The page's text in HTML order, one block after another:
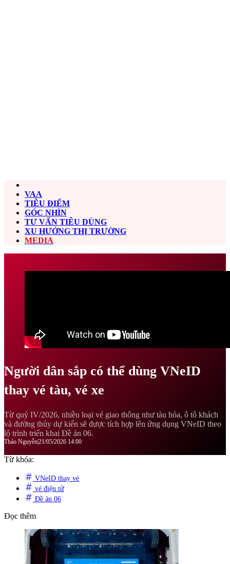
VAA
TIÊU ĐIỂM
GÓC NHÌN
TƯ VẤN TIÊU DÙNG
XU HƯỚNG THỊ TRƯỜNG
MEDIA
Người dân sắp có thể dùng VNeID
thay vé tàu, vé xe
Từ quý IV/2026, nhiều loại vé giao thông như tàu hỏa, ô tô khách
và đường thủy dự kiến sẽ được tích hợp lên ứng dụng VNeID theo
lộ trình triển khai Đề án 06.
Thảo Nguyễn21/05/2026 14:00
Từ khóa:
VNeID thay vé
vé điện tử
Đề án 06
Đọc thêm